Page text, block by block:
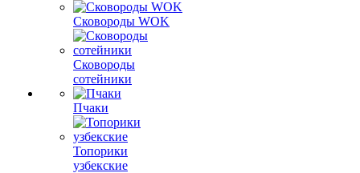
Сковороды WOK
Сковороды
сотейники
Пчаки
Топорики
узбекские